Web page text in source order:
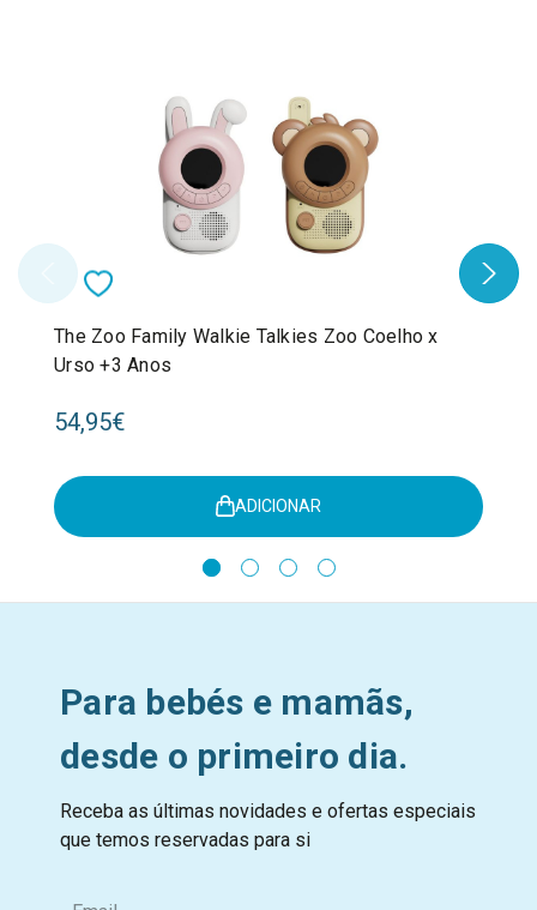
The Zoo Family Walkie Talkies Zoo Coelho x
Urso +3 Anos
54,95€
ADICIONAR
Para bebés e mamãs,
desde o primeiro dia.
Receba as últimas novidades e ofertas especiais
que temos reservadas para si